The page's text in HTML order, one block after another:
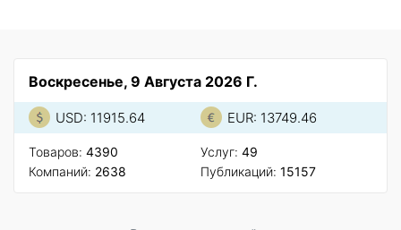
Воскресенье, 9 Августа 2026 Г.
USD: 11915.64 EUR: 13749.46
Товаров: 4390
Компаний: 2638
Услуг: 49
Публикаций: 15157